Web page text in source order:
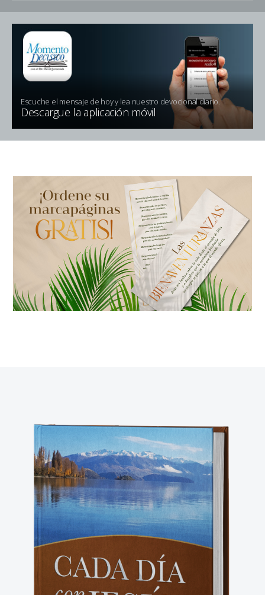
Escuche el mensaje de hoy y lea nuestro devocional diario.
Descargue la aplicación móvil